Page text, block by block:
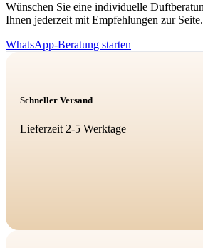
Wünschen Sie eine individuelle
Ihnen jederzeit mit Empfehlungen zur Seite.
WhatsApp-Beratung starten
Schneller Versand
Lieferzeit 2-5 Werktage